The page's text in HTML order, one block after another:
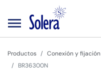
Productos Conexión y fijación
BR36300N